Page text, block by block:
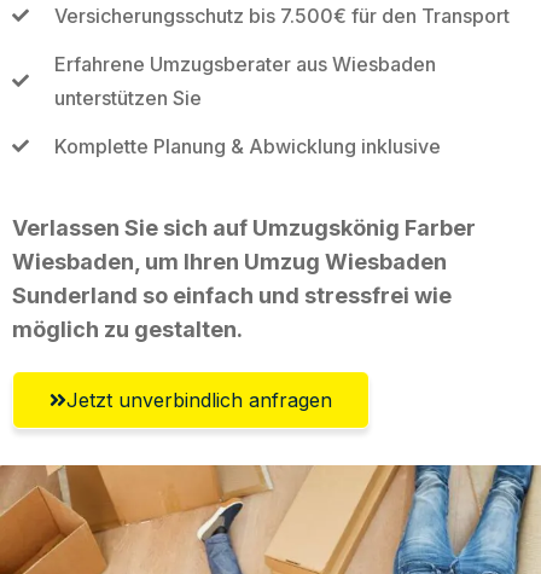
Versicherungsschutz bis 7.500€ für den Transport
Erfahrene Umzugsberater aus Wiesbaden
unterstützen Sie
Komplette Planung & Abwicklung inklusive
Verlassen Sie sich auf Umzugskönig Farber
Wiesbaden, um Ihren Umzug Wiesbaden
Sunderland so einfach und stressfrei wie
möglich zu gestalten.
Jetzt unverbindlich anfragen